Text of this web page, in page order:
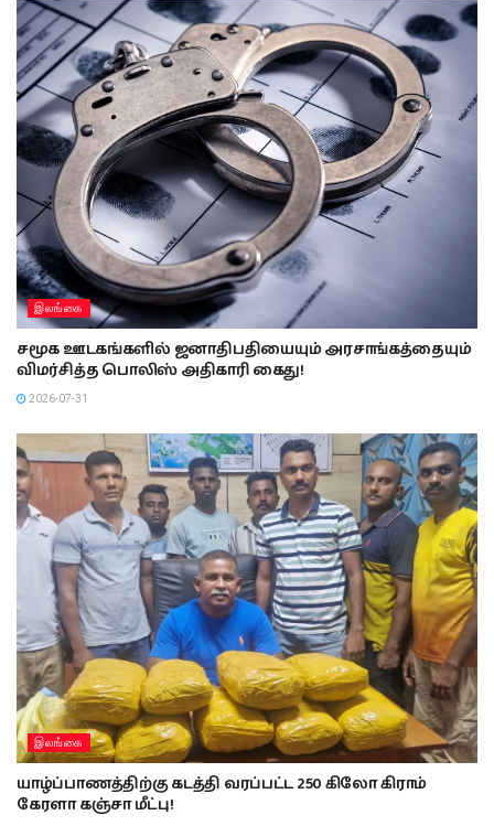
இலங்கை
சமூக ஊடகங்களில் ஜனாதிபதியையும் அரசாங்கத்தையும்
விமர்சித்த பொலிஸ் அதிகாரி கைது!
2026-07-31
இலங்கை
யாழ்ப்பாணத்திற்கு கடத்தி வரப்பட்ட 250 கிலோ கிராம்
கேரளா கஞ்சா மீட்பு!